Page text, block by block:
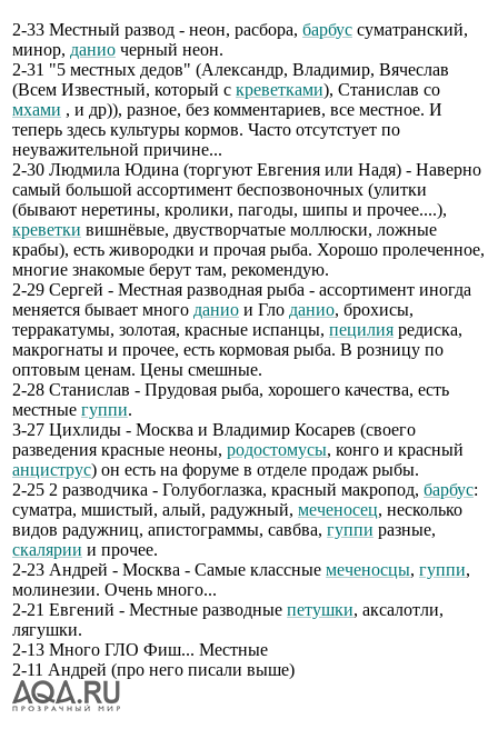
2-33 Местный развод - неон, расбора, барбус суматранский,
минор, данио черный неон.
2-31 "5 местных дедов" (Александр, Владимир, Вячеслав
(Всем Известный, который с креветками), Станислав со
мхами , и др)), разное, без комментариев, все местное. И
теперь здесь культуры кормов. Часто отсутстует по
неуважительной причине...
2-30 Людмила Юдина (торгуют Евгения или Надя) - Наверно
самый большой ассортимент беспозвоночных (улитки
(бывают неретины, кролики, пагоды, шипы и прочее....),
креветки вишнёвые, двустворчатые моллюски, ложные
крабы), есть живородки и прочая рыба. Хорошо пролеченное,
многие знакомые берут там, рекомендую.
2-29 Сергей - Местная разводная рыба - ассортимент иногда
меняется бывает много данио и Гло данио, брохисы,
терракатумы, золотая, красные испанцы, пецилия редиска,
макрогнаты и прочее, есть кормовая рыба. В розницу по
оптовым ценам. Цены смешные.
2-28 Станислав - Прудовая рыба, хорошего качества, есть
местные гуппи.
3-27 Цихлиды - Москва и Владимир Косарев (своего
разведения красные неоны, родостомусы, конго и красный
анциструс) он есть на форуме в отделе продаж рыбы.
2-25 2 разводчика - Голубоглазка, красный макропод, барбус:
суматра, мшистый, алый, радужный, меченосец, несколько
видов радужниц, апистограммы, савбва, гуппи разные,
скалярии и прочее.
2-23 Андрей - Москва - Самые классные меченосцы, гуппи,
молинезии. Очень много...
2-21 Евгений - Местные разводные петушки, аксалотли,
лягушки.
2-13 Много ГЛО Фиш... Местные
2-11 Андрей (про него писали выше)